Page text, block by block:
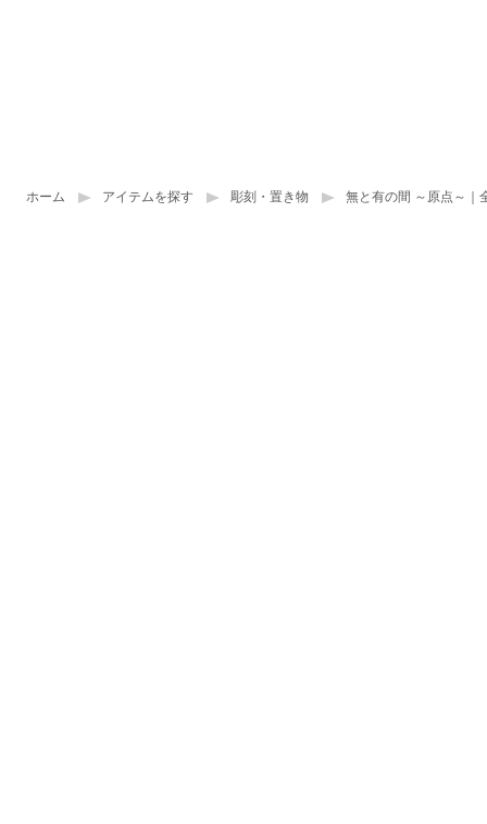
ホーム アイテムを探す 彫刻・置き物 無と有の間 ～原点～｜